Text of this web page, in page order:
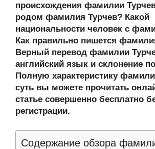
ss
ni
ki
o
k
n
al
p
p
m
и
ть
происхождения фамилии
родом фамилия Турчев? Какой
национальности человек с
Как правильно пишется
Верный перевод фамилии
английский язык и склонение
Полную характеристику
суть вы можете прочитать
статье совершенно бесплатно
регистрации.
Содержание обзора